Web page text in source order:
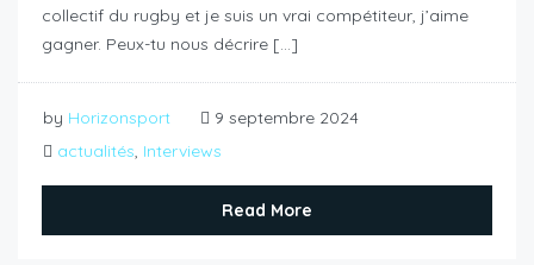
collectif du rugby et je suis un vrai compétiteur, j’aime
gagner. Peux-tu nous décrire […]
by Horizonsport
9 septembre 2024
actualités, Interviews
Read More